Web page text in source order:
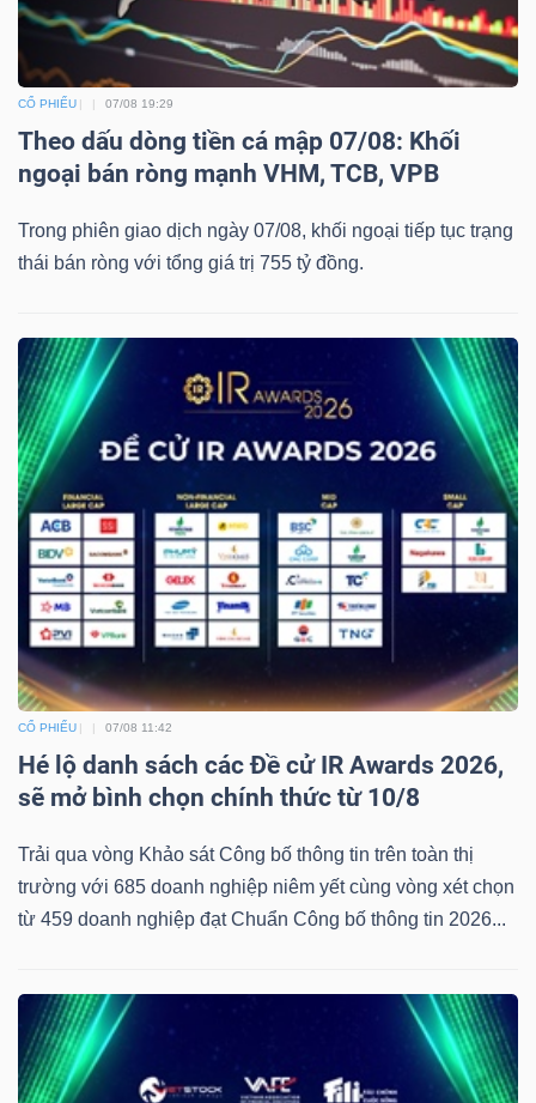
CỔ PHIẾU 07/08 19:29
Theo dấu dòng tiền cá mập 07/08: Khối
ngoại bán ròng mạnh VHM, TCB, VPB
Trong phiên giao dịch ngày 07/08, khối ngoại tiếp tục trạng
thái bán ròng với tổng giá trị 755 tỷ đồng.
CỔ PHIẾU 07/08 11:42
Hé lộ danh sách các Đề cử IR Awards 2026,
sẽ mở bình chọn chính thức từ 10/8
Trải qua vòng Khảo sát Công bố thông tin trên toàn thị
trường với 685 doanh nghiệp niêm yết cùng vòng xét chọn
từ 459 doanh nghiệp đạt Chuẩn Công bố thông tin 2026...